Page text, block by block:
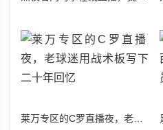
莱万专区的C罗直播夜，老球迷用战术板写下二十年回忆